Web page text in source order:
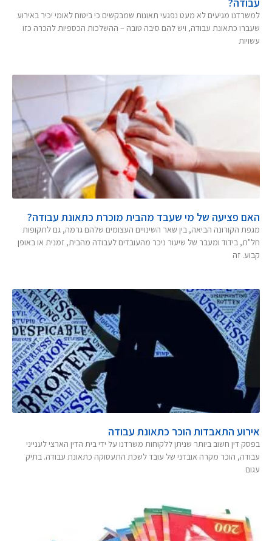
למשרדנו מגיעים לא מעט נפגעי תאונות שמבקשים כי ביטוח לאומי יכיר באירוע
שעברו כתאונת עבודה, ויש להם סיבה טובה – ההשלכות הכספיות להכרה כזו
עשויות
האם פציעה של מי שעבד מהבית מוכרת כתאונת עבודה?
מגפת הקורונה הביאה, בין שאר השינויים העצומים שלהם גרמה, גם לתקופות
חל"ת, בידוד ומעבר של שיעור ניכר מהעובדים לעבודה מהבית, זמנית או באופן
קבוע. זה
אירוע התאבדות הוכר כתאונת עבודה
בפסק דין חשוב ביותר שניתן ללקוחות משרדנו על ידי בית הדין הארצי לענייני
עבודה, הוכר מקרה אובדני של עובד לשכת התעסוקה כתאונת עבודה. בתיק
עגום